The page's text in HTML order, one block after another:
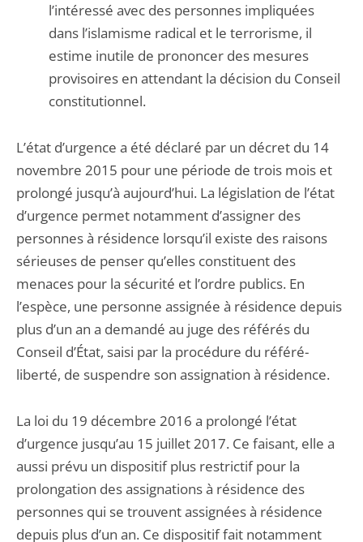
l’intéressé avec des personnes impliquées
dans l’islamisme radical et le terrorisme, il
estime inutile de prononcer des mesures
provisoires en attendant la décision du Conseil
constitutionnel.
L’état d’urgence a été déclaré par un décret du 14
novembre 2015 pour une période de trois mois et
prolongé jusqu’à aujourd’hui. La législation de l’état
d’urgence permet notamment d’assigner des
personnes à résidence lorsqu’il existe des raisons
sérieuses de penser qu’elles constituent des
menaces pour la sécurité et l’ordre publics. En
l’espèce, une personne assignée à résidence depuis
plus d’un an a demandé au juge des référés du
Conseil d’État, saisi par la procédure du référé-
liberté, de suspendre son assignation à résidence.
La loi du 19 décembre 2016 a prolongé l’état
d’urgence jusqu’au 15 juillet 2017. Ce faisant, elle a
aussi prévu un dispositif plus restrictif pour la
prolongation des assignations à résidence des
personnes qui se trouvent assignées à résidence
depuis plus d’un an. Ce dispositif fait notamment